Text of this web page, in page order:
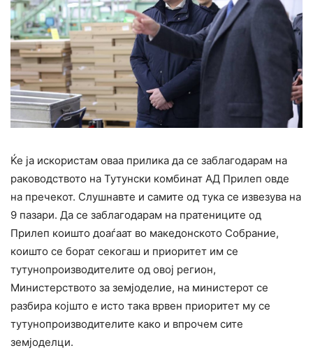
Ќе ја искористам оваа прилика да се заблагодарам на
раководството на Тутунски комбинат АД Прилеп овде
на пречекот. Слушнавте и самите од тука се извезува на
9 пазари. Да се заблагодарам на пратениците од
Прилеп коишто доаѓаат во македонското Собрание,
коишто се борат секогаш и приоритет им се
тутунопроизводителите од овој регион,
Министерството за земјоделие, на министерот се
разбира којшто е исто така врвен приоритет му се
тутунопроизводителите како и впрочем сите
земјоделци.